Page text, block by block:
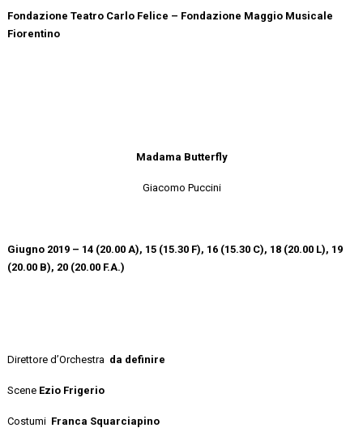
Fondazione Teatro Carlo Felice – Fondazione Maggio Musicale
Fiorentino
Madama Butterfly
Giacomo Puccini
Giugno 2019 – 14 (20.00 A), 15 (15.30 F), 16 (15.30 C), 18 (20.00 L), 19
(20.00 B), 20 (20.00 F.A.)
Direttore d’Orchestra da definire
Scene Ezio Frigerio
Costumi Franca Squarciapino